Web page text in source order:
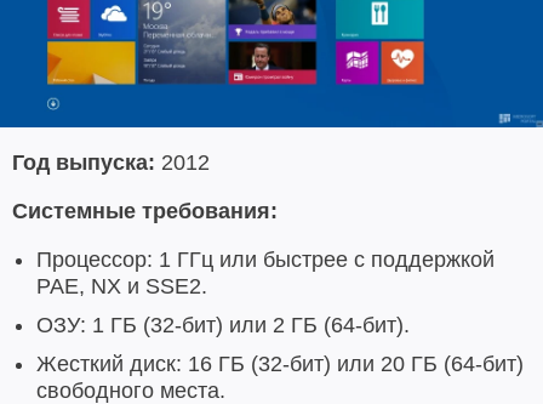
Год выпуска: 2012
Системные требования:
Процессор: 1 ГГц или быстрее с поддержкой
PAE, NX и SSE2.
ОЗУ: 1 ГБ (32-бит) или 2 ГБ (64-бит).
Жесткий диск: 16 ГБ (32-бит) или 20 ГБ (64-бит)
свободного места.